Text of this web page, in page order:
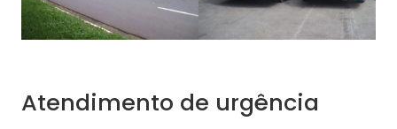
Atendimento de urgência